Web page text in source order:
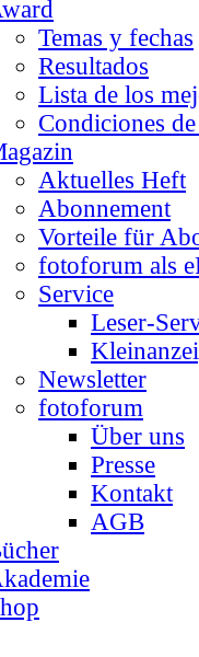
Temas y fechas
Resultados
Lista de los
Condiciones
Aktuelles Heft
Abonnement
Vorteile für
fotoforum als
Service
Leser-
Newsletter
fotoforum
Über uns
Presse
Kontakt
AGB